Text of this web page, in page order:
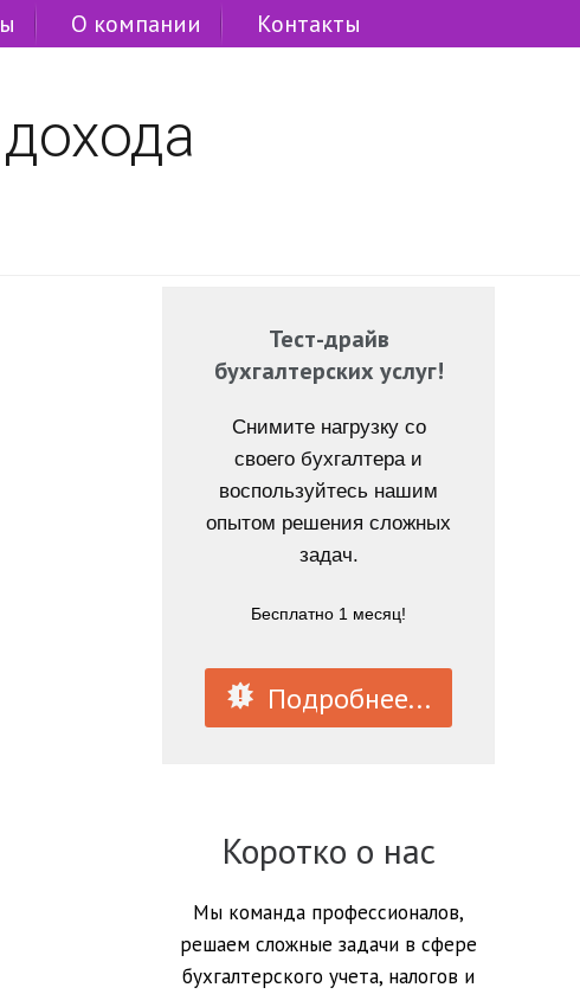
О компании Контакты
Тест-драйв
бухгалтерских услуг!
Снимите нагрузку со
своего бухгалтера и
воспользуйтесь нашим
опытом решения сложных
задач.
Бесплатно 1 месяц!
Подробнее...
Коротко о нас
Мы команда профессионалов,
решаем сложные задачи в сфере
бухгалтерского учета, налогов и